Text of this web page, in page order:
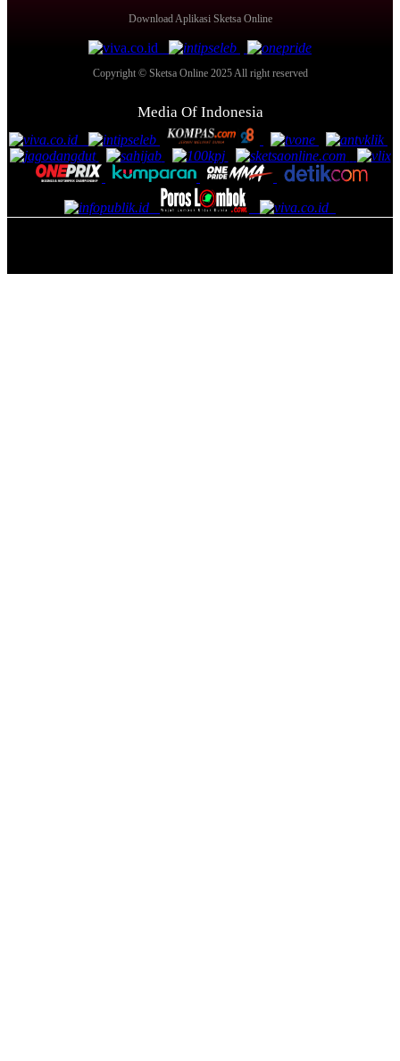
Download Aplikasi Sketsa Online
Copyright © Sketsa Online 2025 All right reserved
Media Of Indonesia